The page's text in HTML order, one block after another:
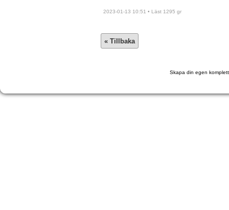
2023-01-13 10:51 • Läst 1295 gr
Skapa din egen